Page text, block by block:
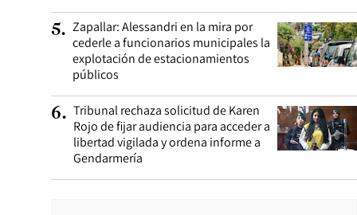
5. Zapallar: Alessandri en la mira por
cederle a funcionarios municipales la
explotación de estacionamientos
públicos
6. Tribunal rechaza solicitud de Karen
Rojo de fijar audiencia para acceder a
libertad vigilada y ordena informe a
Gendarmería